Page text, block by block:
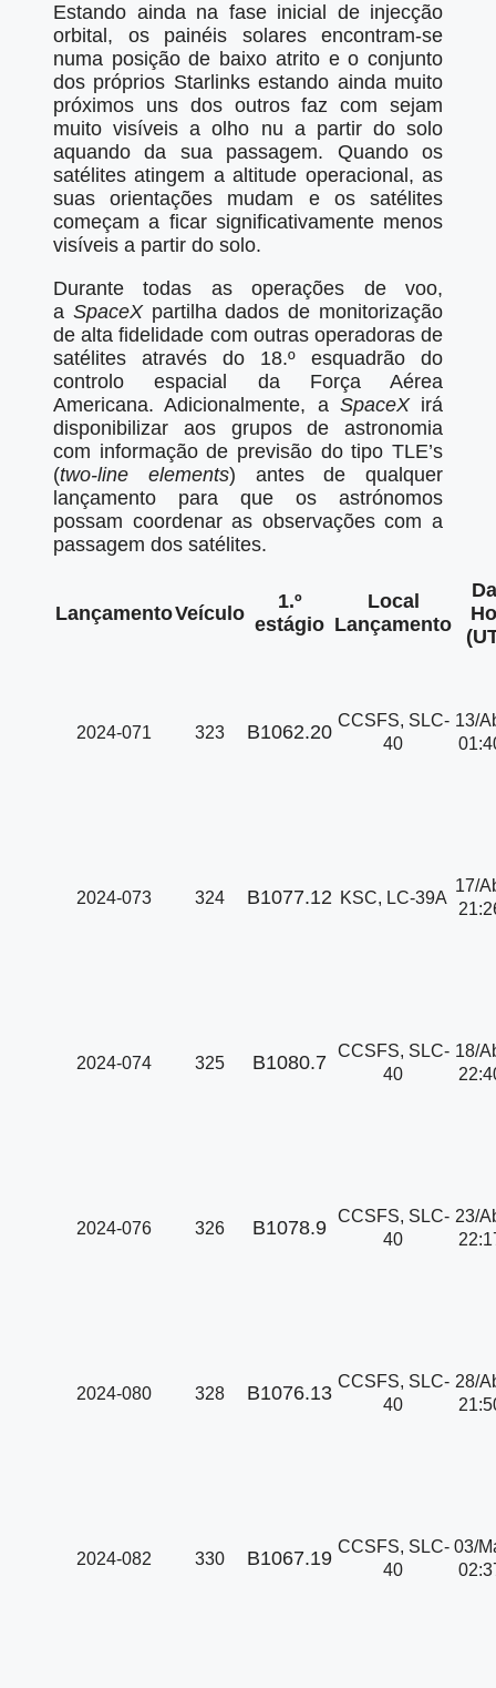
Estando ainda na fase inicial de injecção
orbital, os painéis solares encontram-se
numa posição de baixo atrito e o conjunto
dos próprios Starlinks estando ainda muito
próximos uns dos outros faz com sejam
muito visíveis a olho nu a partir do solo
aquando da sua passagem. Quando os
satélites atingem a altitude operacional, as
suas orientações mudam e os satélites
começam a ficar significativamente menos
visíveis a partir do solo.
Durante todas as operações de voo,
a SpaceXpartilha dados de monitorização
de alta fidelidade com outras operadoras de
satélites através do 18.º esquadrão do
controlo espacial da Força Aérea
Americana. Adicionalmente, a SpaceXirá
disponibilizar aos grupos de astronomia
com informação de previsão do tipo TLE’s
(two-line elements) antes de qualquer
lançamento para que os astrónomos
possam coordenar as observações com a
passagem dos satélites.
LançamentoVeículo
1.º
estágio
Local
Lançamento
2024-071 323 B1062.20
CCSFS, SLC-
40
13/
2024-073 324 B1077.12 KSC, LC-39A
17/
2024-074 325 B1080.7
CCSFS, SLC-
40
18/
2024-076 326 B1078.9
CCSFS, SLC-
40
23/
2024-080 328 B1076.13
CCSFS, SLC-
40
28/
2024-082 330 B1067.19
CCSFS, SLC-
40
03/